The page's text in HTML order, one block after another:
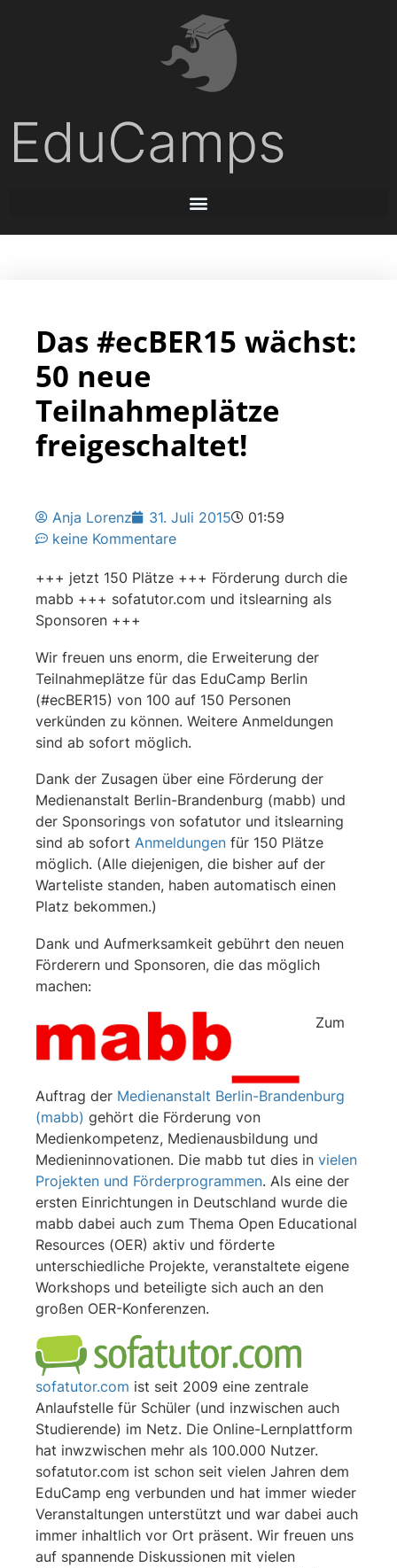
EduCamps
Das #ecBER15 wächst:
50 neue
Teilnahmeplätze
freigeschaltet!
Anja Lorenz 31. Juli 2015
01:59
keine Kommentare
+++ jetzt 150 Plätze +++ Förderung durch die
mabb +++ sofatutor.com und itslearning als
Sponsoren +++
Wir freuen uns enorm, die Erweiterung der
Teilnahmeplätze für das EduCamp Berlin
(#ecBER15) von 100 auf 150 Personen
verkünden zu können. Weitere Anmeldungen
sind ab sofort möglich.
Dank der Zusagen über eine Förderung der
Medienanstalt Berlin-Brandenburg (mabb) und
der Sponsorings von sofatutor und itslearning
sind ab sofort Anmeldungen für 150 Plätze
möglich. (Alle diejenigen, die bisher auf der
Warteliste standen, haben automatisch einen
Platz bekommen.)
Dank und Aufmerksamkeit gebührt den neuen
Förderern und Sponsoren, die das möglich
machen:
Zum
Auftrag der Medienanstalt Berlin-Brandenburg
(mabb) gehört die Förderung von
Medienkompetenz, Medienausbildung und
Medieninnovationen. Die mabb tut dies in vielen
Projekten und Förderprogrammen. Als eine der
ersten Einrichtungen in Deutschland wurde die
mabb dabei auch zum Thema Open Educational
Resources (OER) aktiv und förderte
unterschiedliche Projekte, veranstaltete eigene
Workshops und beteiligte sich auch an den
großen OER-Konferenzen.
sofatutor.com ist seit 2009 eine zentrale
Anlaufstelle für Schüler (und inzwischen auch
Studierende) im Netz. Die Online-Lernplattform
hat inwzwischen mehr als 100.000 Nutzer.
sofatutor.com ist schon seit vielen Jahren dem
EduCamp eng verbunden und hat immer wieder
Veranstaltungen unterstützt und war dabei auch
immer inhaltlich vor Ort präsent. Wir freuen uns
auf spannende Diskussionen mit vielen